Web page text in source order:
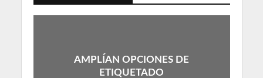
AMPLÍAN OPCIONES DE
ETIQUETADO